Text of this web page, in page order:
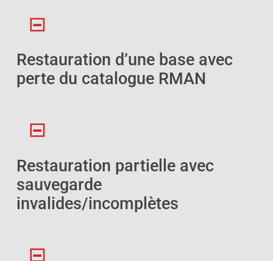
Restauration d’une base avec
perte du catalogue RMAN
Restauration partielle avec
sauvegarde
invalides/incomplètes